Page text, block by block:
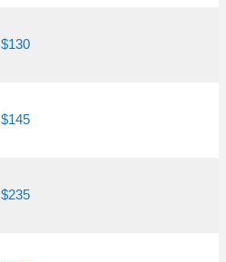
$130
$145
$235